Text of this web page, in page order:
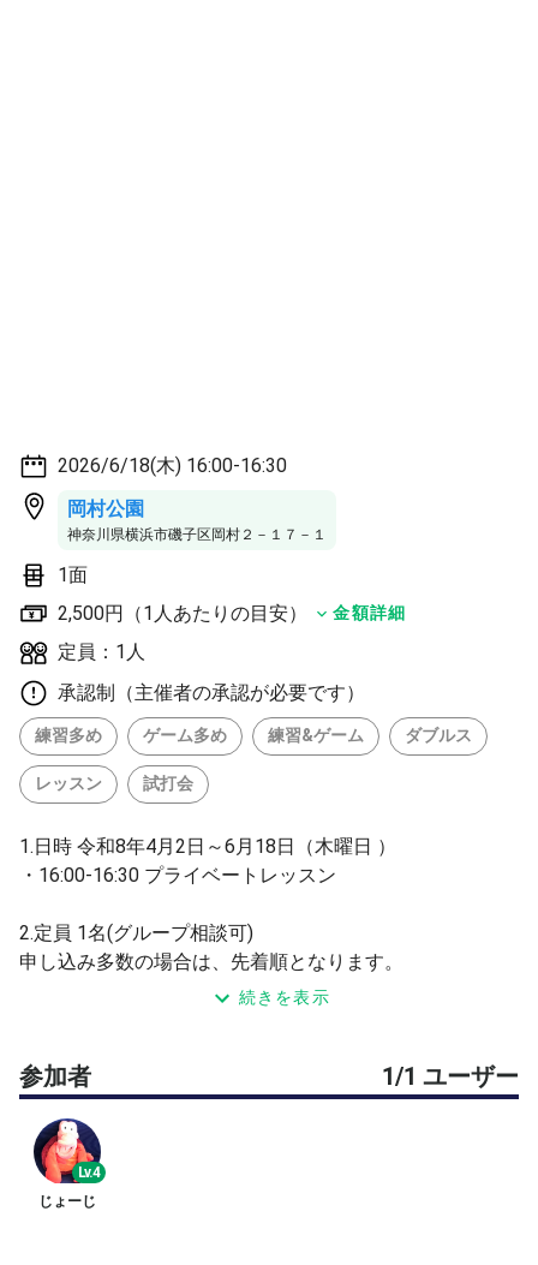
2026/6/18(木) 16:00-16:30
岡村公園
神奈川県横浜市磯子区岡村２－１７－１
1面
2,500円（1人あたりの目安）
金額詳細
定員：1人
承認制（主催者の承認が必要です）
練習多め ゲーム多め 練習&ゲーム ダブルス
レッスン 試打会
1.日時 令和8年4月2日～6月18日（木曜日 ）
・16:00-16:30 プライベートレッスン
2.定員 1名(グループ相談可)
申し込み多数の場合は、先着順となります。
・支払い方法
初回当日参加時に、担当石川に現金にて直接お支払い下さ
い。
※1回のみの参加も可能です。
ボール代コート代込みです。
続きを表示
参加者 1/1 ユーザー
Lv.4
じょーじ